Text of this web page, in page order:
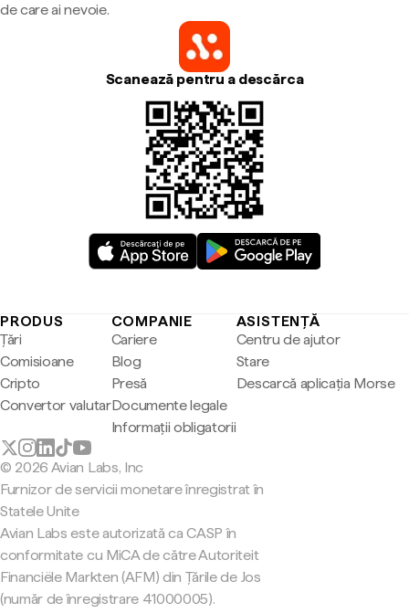
de care ai nevoie.
Scanează pentru a descărca
PRODUS
Țări
Comisioane
Cripto
Convertor valutar
COMPANIE
Cariere
Blog
Presă
Documente legale
Informații obligatorii
ASISTENȚĂ
Centru de ajutor
Stare
Descarcă aplicația Morse
© 2026 Avian Labs, Inc
Furnizor de servicii monetare înregistrat în
Statele Unite
Avian Labs este autorizată ca CASP în
conformitate cu MiCA de către Autoriteit
Financiële Markten (AFM) din Țările de Jos
(număr de înregistrare 41000005).